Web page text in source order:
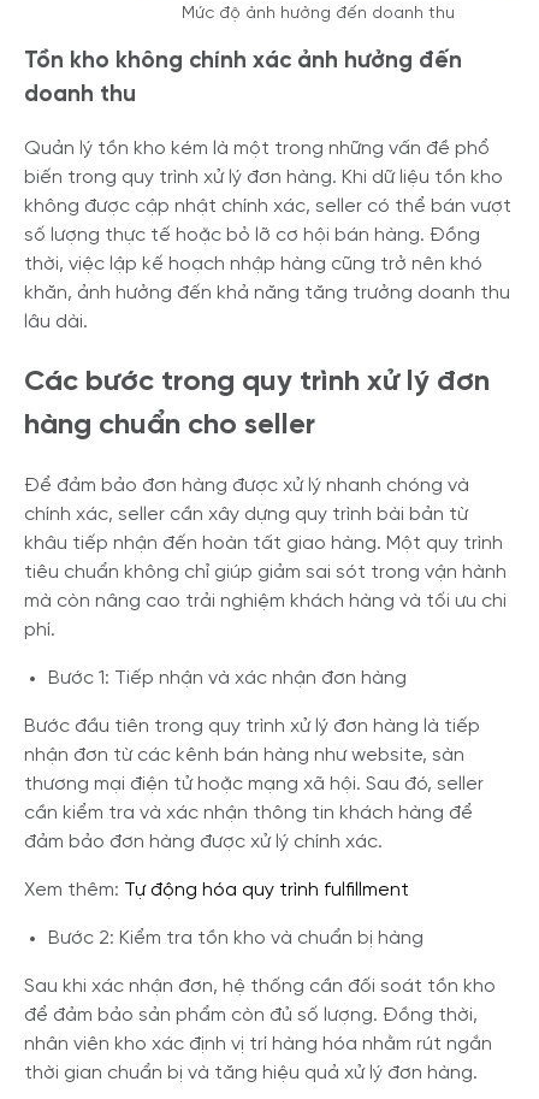
Mức độ ảnh hưởng đến doanh thu
Tồn kho không chính xác ảnh hưởng đến
doanh thu
Quản lý tồn kho kém là một trong những vấn đề phổ
biến trong quy trình xử lý đơn hàng. Khi dữ liệu tồn kho
không được cập nhật chính xác, seller có thể bán vượt
số lượng thực tế hoặc bỏ lỡ cơ hội bán hàng. Đồng
thời, việc lập kế hoạch nhập hàng cũng trở nên khó
khăn, ảnh hưởng đến khả năng tăng trưởng doanh thu
lâu dài.
Các bước trong quy trình xử lý đơn
hàng chuẩn cho seller
Để đảm bảo đơn hàng được xử lý nhanh chóng và
chính xác, seller cần xây dựng quy trình bài bản từ
khâu tiếp nhận đến hoàn tất giao hàng. Một quy trình
tiêu chuẩn không chỉ giúp giảm sai sót trong vận hành
mà còn nâng cao trải nghiệm khách hàng và tối ưu chi
phí.
Bước 1: Tiếp nhận và xác nhận đơn hàng
Bước đầu tiên trong quy trình xử lý đơn hàng là tiếp
nhận đơn từ các kênh bán hàng như website, sàn
thương mại điện tử hoặc mạng xã hội. Sau đó, seller
cần kiểm tra và xác nhận thông tin khách hàng để
đảm bảo đơn hàng được xử lý chính xác.
Xem thêm: Tự động hóa quy trình fulfillment
Bước 2: Kiểm tra tồn kho và chuẩn bị hàng
Sau khi xác nhận đơn, hệ thống cần đối soát tồn kho
để đảm bảo sản phẩm còn đủ số lượng. Đồng thời,
nhân viên kho xác định vị trí hàng hóa nhằm rút ngắn
thời gian chuẩn bị và tăng hiệu quả xử lý đơn hàng.